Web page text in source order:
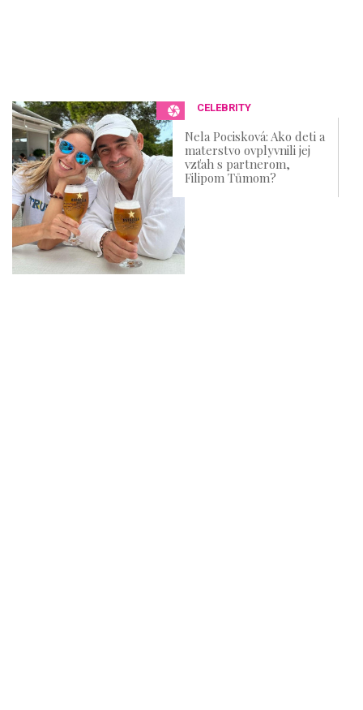
CELEBRITY
Nela Pocisková: Ako deti a
materstvo ovplyvnili jej
vzťah s partnerom,
Filipom Tůmom?